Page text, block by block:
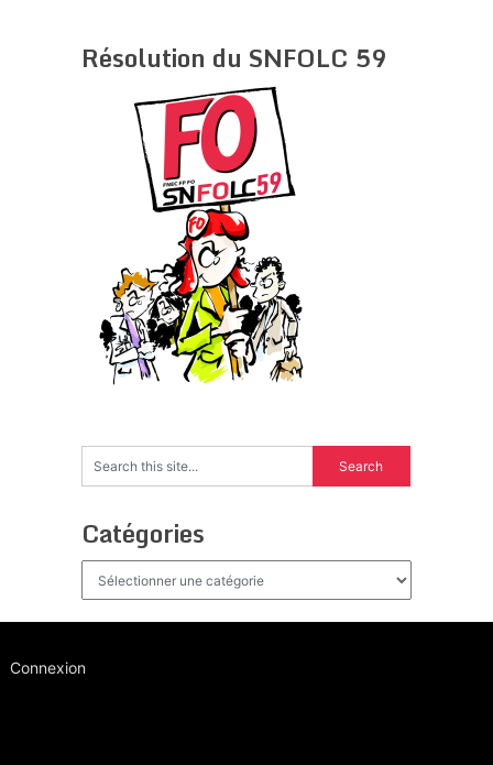
Résolution du SNFOLC 59
Catégories
Connexion